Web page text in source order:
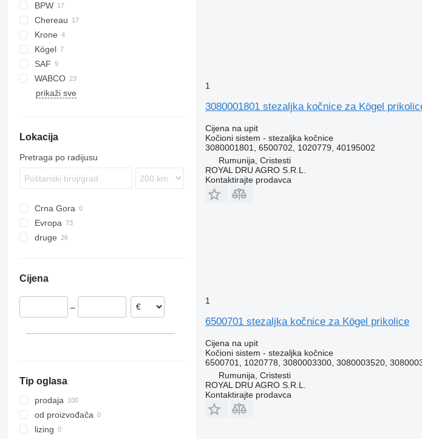
BPW
Chereau
Krone
Kögel
Actros
SAF
WABCO
prikaži sve
Lokacija
Pretraga po radijusu
Crna Gora
Evropa
Rumunija
Nizozemska
Italija
druge
Cijena
–
Tip oglasa
prodaja
od proizvođača
lizing
1
3080001801 stezaljka kočnice za Kögel
Cijena na upit
Kočioni sistem - stezaljka kočnice
3080001801, 6500702, 1020779, 40195002
Rumunija, Cristesti
ROYAL DRU AGRO S.R.L.
Kontaktirajte prodavca
1
6500701 stezaljka kočnice za Kögel prikolice
Cijena na upit
Kočioni sistem - stezaljka kočnice
6500701, 1020778, 3080003300, 3080003520,
Rumunija, Cristesti
ROYAL DRU AGRO S.R.L.
Kontaktirajte prodavca